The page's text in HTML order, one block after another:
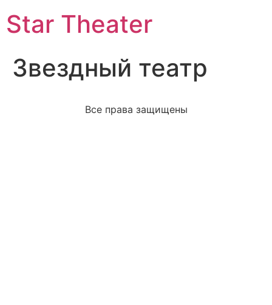
Star Theater
Звездный театр
Все права защищены